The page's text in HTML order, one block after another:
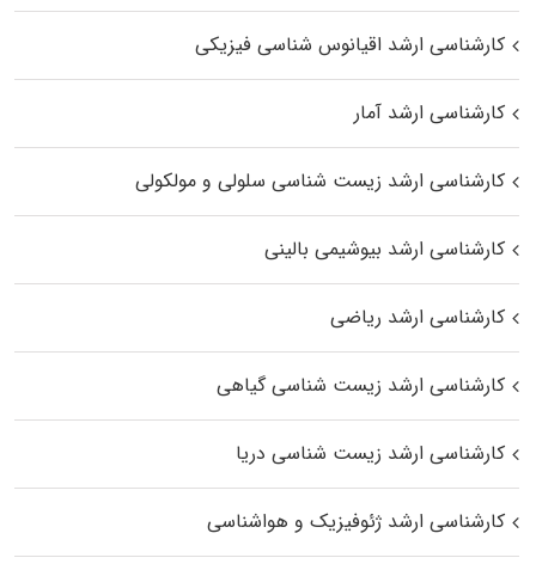
کارشناسی ارشد اقیانوس‌ شناسی فیزیکی
کارشناسی ارشد آمار
کارشناسی ارشد زیست شناسی سلولی و مولکولی
کارشناسی ارشد بیوشیمی بالینی
کارشناسی ارشد ریاضی
کارشناسی ارشد زیست‌ شناسی گیاهی
کارشناسی ارشد زیست‌ شناسی دریا
کارشناسی ارشد ژئوفیزیک و هواشناسی